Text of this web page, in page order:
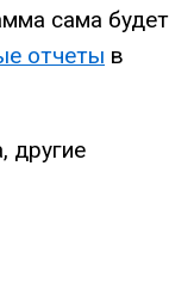
сама будет
отчеты в
другие